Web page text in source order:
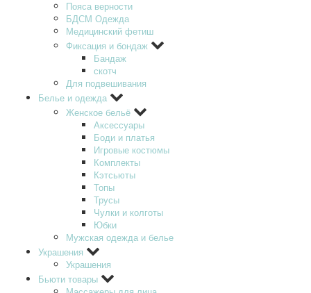
Пояса верности
БДСМ Одежда
Медицинский фетиш
Фиксация и бондаж
Бандаж
скотч
Для подвешивания
Белье и одежда
Женское бельё
Аксессуары
Боди и платья
Игровые костюмы
Комплекты
Кэтсьюты
Топы
Трусы
Чулки и колготы
Юбки
Мужская одежда и белье
Украшения
Украшения
Бьюти товары